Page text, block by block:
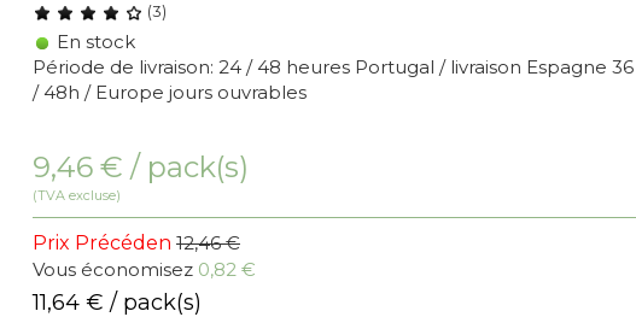
(3)
En stock
Période de livraison: 24 / 48 heures Portugal / livraison Espagne 36
/ 48h / Europe jours ouvrables
9,46 € / pack(s)
(TVA excluse)
Prix Précéden 12,46 €
Vous économisez 0,82 €
11,64 € / pack(s)